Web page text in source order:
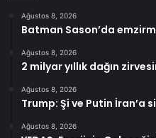
Ağustos 8, 2026
Batman Sason’da
Ağustos 8, 2026
2 milyar yıllık dağın
Ağustos 8, 2026
Trump: Şi ve Putin İran’a
Ağustos 8, 2026